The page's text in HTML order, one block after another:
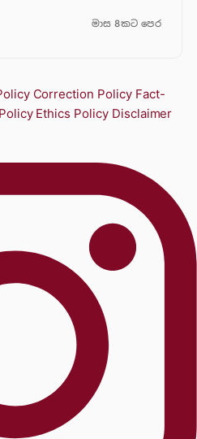
මාස 8කට පෙර
Correction Policy Fact-
Ethics Policy Disclaimer